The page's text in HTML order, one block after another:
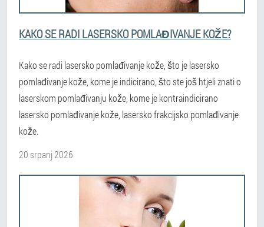
KAKO SE RADI LASERSKO POMLAĐIVANJE KOŽE?
Kako se radi lasersko pomlađivanje kože, što je lasersko
pomlađivanje kože, kome je indicirano, što ste još htjeli znati o
laserskom pomlađivanju kože, kome je kontraindicirano
lasersko pomlađivanje kože, lasersko frakcijsko pomlađivanje
kože.
20 srpanj 2026